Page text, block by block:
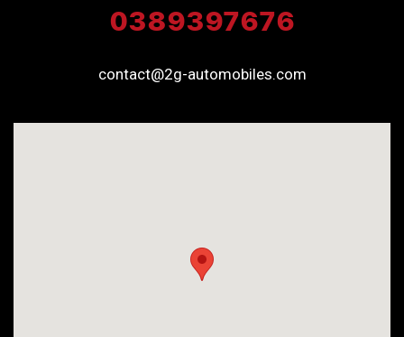
0389397676
contact@2g-automobiles.com